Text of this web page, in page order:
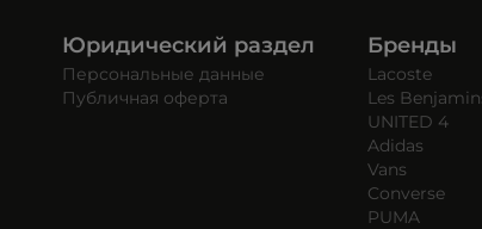
Юридический раздел
Персональные данные
Публичная оферта
Бренды
Lacoste
Les
UNITED 4
Adidas
Vans
Converse
PUMA